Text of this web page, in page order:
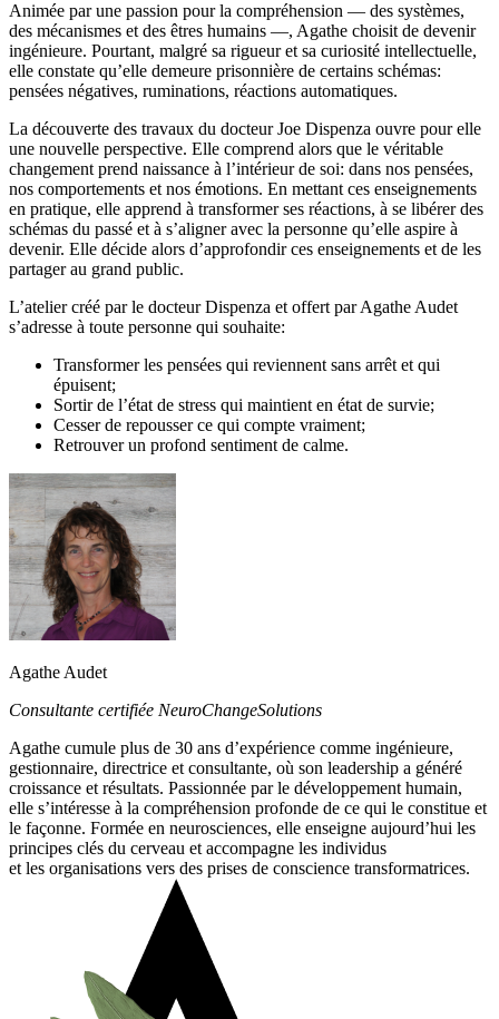
Animée par une passion pour la compréhension — des systèmes,
des mécanismes et des êtres humains —, Agathe choisit de devenir
ingénieure. Pourtant, malgré sa rigueur et sa curiosité intellectuelle,
elle constate qu’elle demeure prisonnière de certains schémas:
pensées négatives, ruminations, réactions automatiques.
La découverte des travaux du docteur Joe Dispenza ouvre pour elle
une nouvelle perspective. Elle comprend alors que le véritable
changement prend naissance à l’intérieur de soi: dans nos pensées,
nos comportements et nos émotions. En mettant ces enseignements
en pratique, elle apprend à transformer ses réactions, à se libérer des
schémas du passé et à s’aligner avec la personne qu’elle aspire à
devenir. Elle décide alors d’approfondir ces enseignements et de les
partager au grand public.
L’atelier créé par le docteur Dispenza et offert par Agathe Audet
s’adresse à toute personne qui souhaite:
Transformer les pensées qui reviennent sans arrêt et qui
épuisent;
Sortir de l’état de stress qui maintient en état de survie;
Cesser de repousser ce qui compte vraiment;
Retrouver un profond sentiment de calme.
Agathe Audet
Consultante certifiée NeuroChangeSolutions
Agathe cumule plus de 30 ans d’expérience comme ingénieure,
gestionnaire, directrice et consultante, où son leadership a généré
croissance et résultats. Passionnée par le développement humain,
elle s’intéresse à la compréhension profonde de ce qui le constitue et
le façonne. Formée en neurosciences, elle enseigne aujourd’hui les
principes clés du cerveau et accompagne les individus
et les organisations vers des prises de conscience transformatrices.